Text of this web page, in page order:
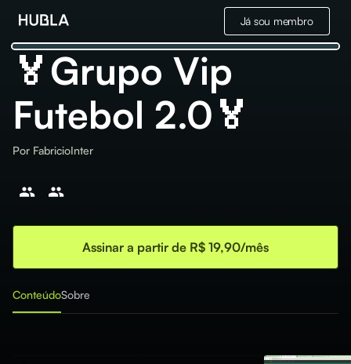
Já sou membro
🏅Grupo Vip
Futebol 2.0🏅
Por FabricioInter
Assinar a partir de R$ 19,90/mês
ConteúdoSobre